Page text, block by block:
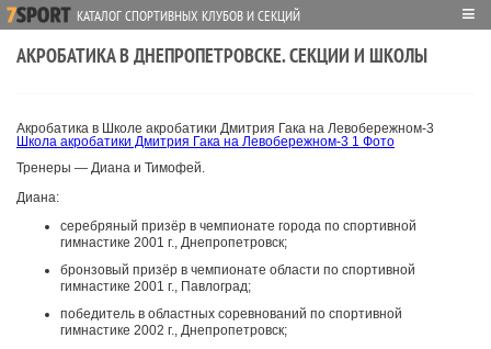
КАТАЛОГ СПОРТИВНЫХ КЛУБОВ И СЕКЦИЙ ≡
АКРОБАТИКА В ДНЕПРОПЕТРОВСКЕ. СЕКЦИИ И ШКОЛЫ
Акробатика в Школе акробатики Дмитрия Гака на Левобережном-3
Школа акробатики Дмитрия Гака на Левобережном-3 1 Фото
Тренеры — Диана и Тимофей.
Диана:
серебряный призёр в чемпионате города по спортивной
гимнастике 2001 г., Днепропетровск;
бронзовый призёр в чемпионате области по спортивной
гимнастике 2001 г., Павлоград;
победитель в областных соревнований по спортивной
гимнастике 2002 г., Днепропетровск;